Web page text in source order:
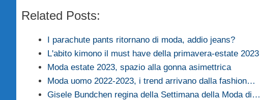
Related Posts:
I parachute pants ritornano di moda, addio jeans?
L'abito kimono il must have della primavera-estate 2023
Moda estate 2023, spazio alla gonna asimettrica
Moda uomo 2022-2023, i trend arrivano dalla fashion…
Gisele Bundchen regina della Settimana della Moda di…